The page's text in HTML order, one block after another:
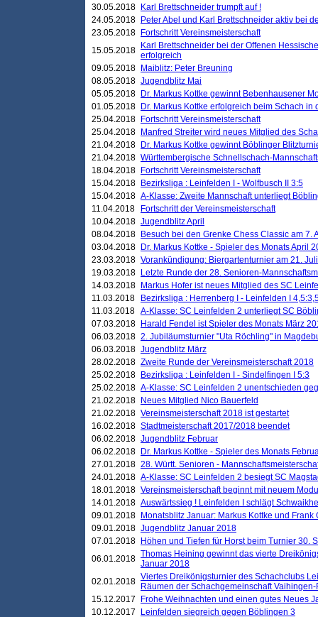
30.05.2018
Karl Brettschneider trumpft auf !
24.05.2018
Peter Abel und Karl Brettschneider aktiv bei
23.05.2018
Fortschritt Vereinsmeisterschaft
15.05.2018
Karl Brettschneider bei der Offenen
erfolgreich
09.05.2018
Maiblitz: Peter Breuning
08.05.2018 Jugendblitz Mai
05.05.2018
Dr. Markus Kottke gewinnt Bebenhausener
01.05.2018
Dr. Markus Kottke erfolgreich beim Schach
25.04.2018
Fortschritt Vereinsmeisterschaft
25.04.2018
Manfred Streiter wird neues Mitglied des
21.04.2018
Dr. Markus Kottke gewinnt Böblinger
21.04.2018 Württembergische Schnellschach-
18.04.2018
Fortschritt Vereinsmeisterschaft
15.04.2018
Bezirksliga : Leinfelden I - Wolfbusch II 3:5
15.04.2018 A-Klasse: Zweite Mannschaft unterliegt
11.04.2018
Fortschritt der Vereinsmeisterschaft
10.04.2018 Jugendblitz April
08.04.2018
Besuch bei den Grenke Chess Classic am 7.
03.04.2018
Dr. Markus Kottke - Spieler des Monats April
23.03.2018 Vorankündigung: Biergartenturnier am 21.
19.03.2018
Letzte Runde der 28. Senioren-
14.03.2018
Markus Hofer ist neues Mitglied des SC
11.03.2018
Bezirksliga : Herrenberg I - Leinfelden I
11.03.2018 A-Klasse: SC Leinfelden 2 unterliegt SC
07.03.2018
Harald Fendel ist Spieler des Monats März
06.03.2018 2. Jubiläumsturnier "Uta Röchling" in
06.03.2018 Jugendblitz März
28.02.2018 Zweite Runde der Vereinsmeisterschaft 2018
25.02.2018
Bezirksliga : Leinfelden I - Sindelfingen I 5:3
25.02.2018 A-Klasse: SC Leinfelden 2 unentschieden
21.02.2018
Neues Mitglied Nico Bauerfeld
21.02.2018 Vereinsmeisterschaft 2018 ist gestartet
16.02.2018 Stadtmeisterschaft 2017/2018 beendet
06.02.2018 Jugendblitz Februar
06.02.2018
Dr. Markus Kottke - Spieler des Monats
27.01.2018 28. Württ. Senioren -
24.01.2018 A-Klasse: SC Leinfelden 2 besiegt SC
18.01.2018 Vereinsmeisterschaft beginnt mit neuem
14.01.2018 Auswärtssieg ! Leinfelden I schlägt
09.01.2018
Monatsblitz Januar: Markus Kottke und
09.01.2018 Jugendblitz Januar 2018
07.01.2018
Höhen und Tiefen für Horst beim Turnier 30.
06.01.2018 Thomas Heining gewinnt das vierte
Januar 2018
02.01.2018 Viertes Dreikönigsturnier des Schachclubs
Räumen der Schachgemeinschaft
15.12.2017
Frohe Weihnachten und einen gutes Neues
10.12.2017
Leinfelden siegreich gegen Böblingen 3